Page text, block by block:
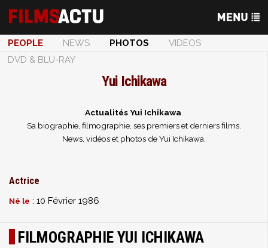
PEOPLE NEWS PHOTOS
VIDÉOS
DVD & BLU-RAY
Yui Ichikawa
Actualités Yui Ichikawa
Sa biographie, filmographie, ses premiers et derniers films.
News, vidéos et photos de Yui Ichikawa.
Actrice
Né le : 10 Février 1986
FILMOGRAPHIE YUI ICHIKAWA